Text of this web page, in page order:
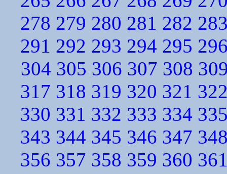
278 279 280 281 282
291 292 293 294 295
304 305 306 307 308
317 318 319 320 321
330 331 332 333 334
343 344 345 346 347
356 357 358 359 360